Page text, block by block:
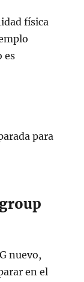
física
es
para
nuevo,
en el